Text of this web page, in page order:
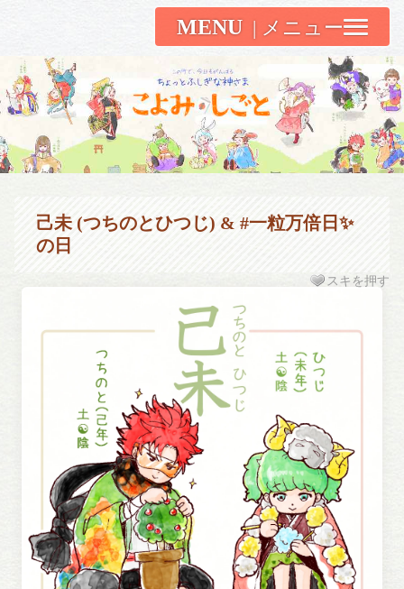
MENU
こよみしごと〔和原ハト〕
己未 (つちのとひつじ) & #一粒万倍日✨
の日
スキを押す